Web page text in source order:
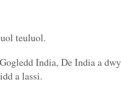
teuluol.
India, De India a
a lassi.